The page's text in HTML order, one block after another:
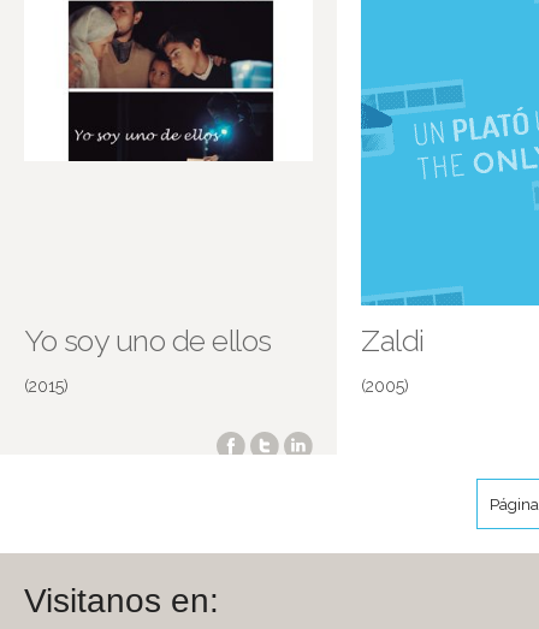
Yo soy uno de ellos
(2015)
Zaldi
(2005)
Visitanos en: